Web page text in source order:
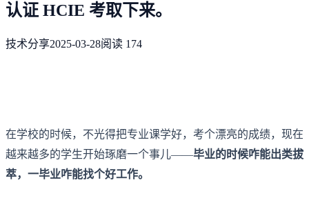
认证 HCIE 考取下来。
技术分享2025-03-28阅读 174
在学校的时候，不光得把专业课学好，考个漂亮的成绩，现在
越来越多的学生开始琢磨一个事儿——毕业的时候咋能出类拔
萃，一毕业咋能找个好工作。